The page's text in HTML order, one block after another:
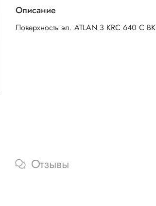
Описание
Поверхность эл. ATLAN 3 KRC 640 C BK
Отзывы